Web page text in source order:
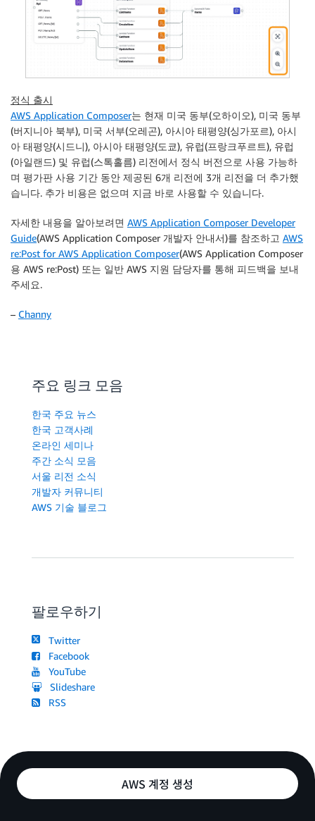
정식 출시
AWS Application Composer는 현재 미국 동부(오하이오), 미국 동부
(버지니아 북부), 미국 서부(오레곤), 아시아 태평양(싱가포르), 아시
아 태평양(시드니), 아시아 태평양(도쿄), 유럽(프랑크푸르트), 유럽
(아일랜드) 및 유럽(스톡홀름) 리전에서 정식 버전으로 사용 가능하
며 평가판 사용 기간 동안 제공된 6개 리전에 3개 리전을 더 추가했
습니다. 추가 비용은 없으며 지금 바로 사용할 수 있습니다.
자세한 내용을 알아보려면 AWS Application Composer Developer
Guide(AWS Application Composer 개발자 안내서)를 참조하고 AWS
re:Post for AWS Application Composer(AWS Application Composer
용 AWS re:Post) 또는 일반 AWS 지원 담당자를 통해 피드백을 보내
주세요.
– Channy
주요 링크 모음
한국 주요 뉴스
한국 고객사례
온라인 세미나
주간 소식 모음
서울 리전 소식
개발자 커뮤니티
AWS 기술 블로그
팔로우하기
Twitter
Facebook
YouTube
Slideshare
RSS
AWS 계정 생성